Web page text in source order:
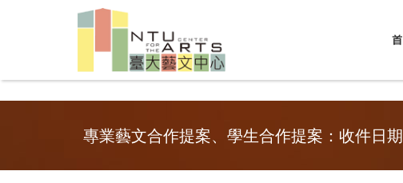
專業藝文合作提案、學生合作提案：收件日